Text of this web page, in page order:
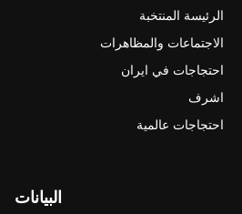
الرئيسة المنتخبة
الاجتماعات والمظاهرات
احتجاجات في ايران
اشرف
احتجاجات عالمية
البيانات